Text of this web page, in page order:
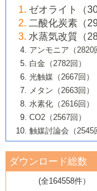
大学：オンライン・対面
6号 メタン転換技術の最
B号 第125回触媒討論会
院大学）
5号 固体触媒による含窒
換の最前線
6号 貴金属使用量低減に
ガス浄化触媒の開発
B号 第123回触媒討論会
B号 第121回触媒討論会
大学）
5号 水素のふるまいを解
研究
6号 低級アルカンの有効
媒技術
B号 第119回触媒討論会
大学東京）
媒技術
3号 触媒研究の最先端～と
者たち～（1）
4号 触媒研究の最先端～と
者たち～（2）
5号 触媒研究の最先端～と
者たち～（3）
6号 イオニクス材料と燃料
の最新の研究動向
B号 第117回触媒討論会（
立大学）
2号 石油精製用触媒の最近
3号 固体酸化物形燃料電池
るアノード触媒上での燃料
4号 コアシェル構造の制御
5号 工業触媒およびその周
進歩
6号 ナノシート
B号 第115回触媒討論会（
2号 光触媒反応機構に関す
向
開発動向
4号 人工光合成に向けた近
5号 未利用熱エネルギーの
する触媒技術
6号 ポリオキソメタレート
B号 第113回触媒討論会（
ールホテル豊橋）
1号 高耐久性燃料電池シス
ける新展開
2号 リビングラジカル重合
3号 天然ガスの化学工業的
媒技術
4号 貴金属触媒の精密構造
5号 バイオマス化成品製造
6号 ナノ空間─吸着状態解
B号 第111回触媒討論会（
▼54巻（2012年）
1号 規則性多孔体の利用技
の進歩
2号 第109回触媒討論会
3号 貴金属低減技術の最新動
4号 貴金属代替技術の最新動
5号 光触媒による物質変換
6号 グラフェン
7号 水素を利用する化成品
▼53巻（2011年）
1号 金属学から見る合金触
2号 第107回触媒討論会
3号 触媒のその場観察法の
4号 触媒のその場観察法の
5号 不活性結合の触媒的活
合成
6号 新しい固体酸触媒技術
7号 ゼオライト合成におけ
▼52巻（2010年）
1号 触媒の劣化対策と長寿
2号 第105回触媒討論会
3号 ナノ構造が拓く新機能
4号 活性サイトおよびその
計による触媒の高機能化
5号 触媒を有効に使うため
7号 有機分子触媒による精
1号 炭素材料－熱い注目を
2号 第103回触媒討論会
3号 環境浄化用光触媒の現
4号 水素社会の実現に向け
蔵技術の進歩
5号 CO2が関わる触媒・材
▼50巻（2008年）
1号 触媒化学と学会のこの
そして未来
2号 第101回触媒討論会
4号 錯体を利用したユニー
構築と機能
▼49巻（2007年）
1号 含フッ素化合物の合成
2号 第99回触媒討論会
3号 実用的ファインケミカ
を実現する触媒
▼48巻（2006年）
1号 固体酸触媒の最近の進
2号 第97回触媒討論会
3号 リビング重合触媒の最
1号 最近の触媒担体とその効
2号 第95回触媒討論会
▼46巻（2004年）
1号 部分酸化反応触媒の最前
▼45巻（2003年）
ゼオライト（
二酸化炭素（
水蒸気改質（
アンモニア（2820
白金（2782回）
光触媒（2667回）
メタン（2663回）
水素化（2616回）
CO2（2567回）
触媒討論会（2545
ダウンロード総数
(全164558件）